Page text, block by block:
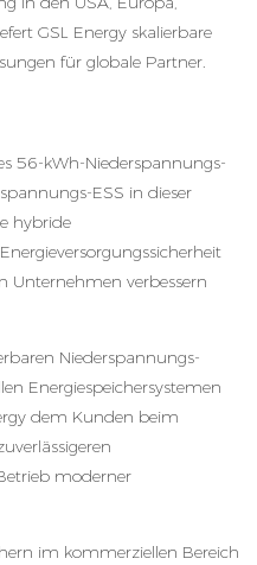
GSL Energy skalierbare
für globale Partner.
56-kWh-Niederspannungs-
ESS in dieser
hybride
Unternehmen verbessern
Niederspannungs-
Energiespeichersystemen
dem Kunden beim
moderner
im kommerziellen Bereich